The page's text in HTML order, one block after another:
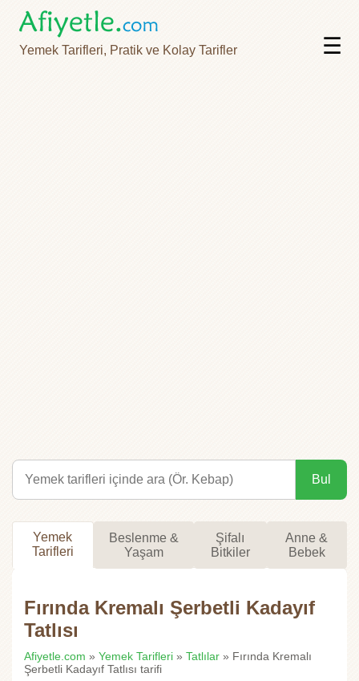
Yemek Tarifleri, Pratik ve Kolay Tarifler ☰
Bul
Yemek
Tarifleri
Beslenme &
Yaşam
Şifalı
Bitkiler
Anne &
Bebek
Fırında Kremalı Şerbetli Kadayıf
Tatlısı
Afiyetle.com » Yemek Tarifleri » Tatlılar » Fırında Kremalı
Şerbetli Kadayıf Tatlısı tarifi